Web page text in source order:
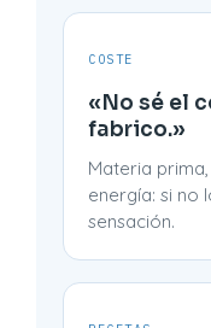
COSTE
«No sé el
fabrico.»
Materia
energía: si no
sensación.